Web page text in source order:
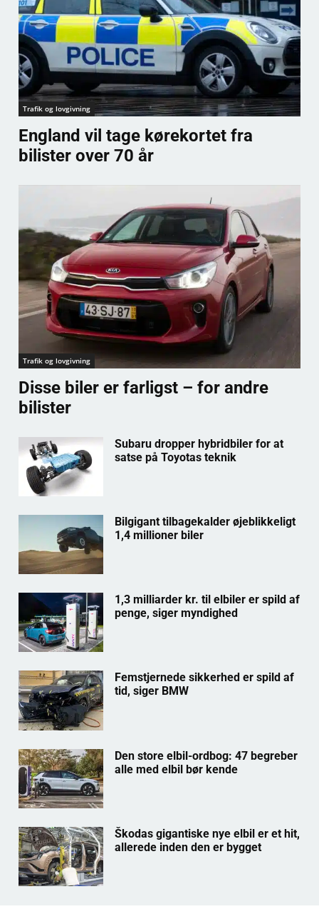
Trafik og lovgivning
England vil tage kørekortet fra
bilister over 70 år
Trafik og lovgivning
Disse biler er farligst – for andre
bilister
Subaru dropper hybridbiler for at
satse på Toyotas teknik
Bilgigant tilbagekalder øjeblikkeligt
1,4 millioner biler
1,3 milliarder kr. til elbiler er spild af
penge, siger myndighed
Femstjernede sikkerhed er spild af
tid, siger BMW
Den store elbil-ordbog: 47 begreber
alle med elbil bør kende
Škodas gigantiske nye elbil er et hit,
allerede inden den er bygget